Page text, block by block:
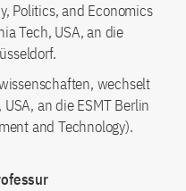
Politics, and Economics
Tech, USA, an die
wechselt
an die ESMT Berlin
and Technology).